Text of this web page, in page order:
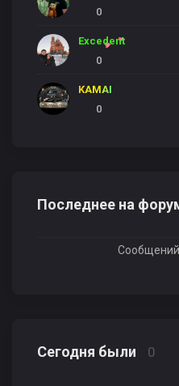
0
Excedent
0
KAMAI
0
Последнее на
Сегодня были 0